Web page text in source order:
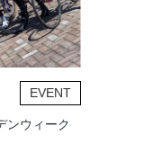
EVENT
ンウィーク